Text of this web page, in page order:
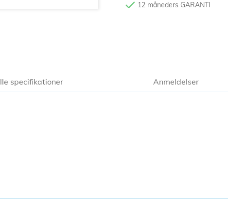
12 måneders GARANTI
specifikationer Anmeldelser